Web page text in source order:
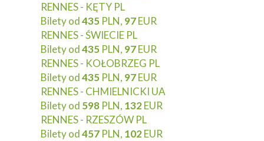
RENNES - KĘTY PL
Bilety od435 PLN, 97EUR
RENNES - ŚWIECIE PL
Bilety od435 PLN, 97EUR
RENNES - KOŁOBRZEG PL
Bilety od435 PLN, 97EUR
RENNES - CHMIELNICKI UA
Bilety od 598 PLN, 132EUR
RENNES - RZESZÓW PL
Bilety od457 PLN, 102EUR